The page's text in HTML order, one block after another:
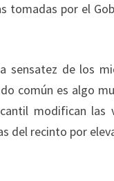
tomadas por el
sensatez de los
común es algo
modifican las
del recinto por